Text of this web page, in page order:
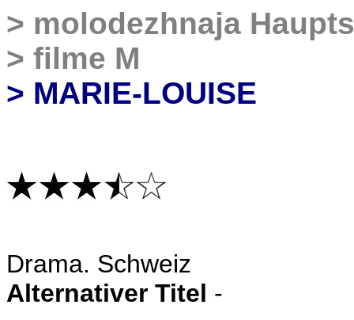
> molodezhnaja
> filme M
> MARIE-LOUISE
Drama. Schweiz
Alternativer Titel -